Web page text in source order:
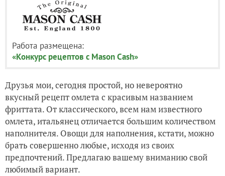
Работа размещена:
«Конкурс рецептов с Mason Cash»
Друзья мои, сегодня простой, но невероятно
вкусный рецепт омлета с красивым названием
фриттата. От классического, всем нам известного
омлета, итальянец отличается большим количеством
наполнителя. Овощи для наполнения, кстати, можно
брать совершенно любые, исходя из своих
предпочтений. Предлагаю вашему вниманию свой
любимый вариант.